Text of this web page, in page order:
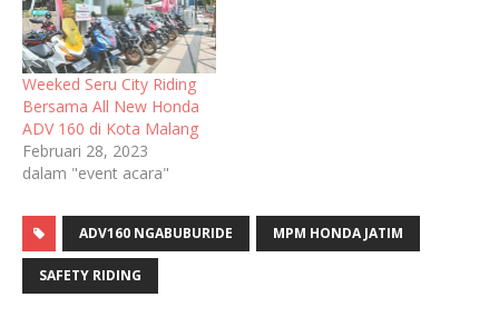
Weeked Seru City Riding
Bersama All New Honda
ADV 160 di Kota Malang
Februari 28, 2023
dalam "event acara"
ADV160 NGABUBURIDE MPM HONDA JATIM
SAFETY RIDING